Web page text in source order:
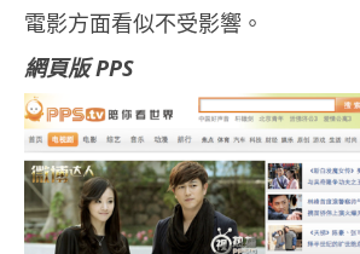
電影方面看似不受影響。
網頁版 PPS